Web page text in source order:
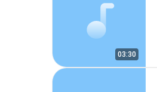
03:30